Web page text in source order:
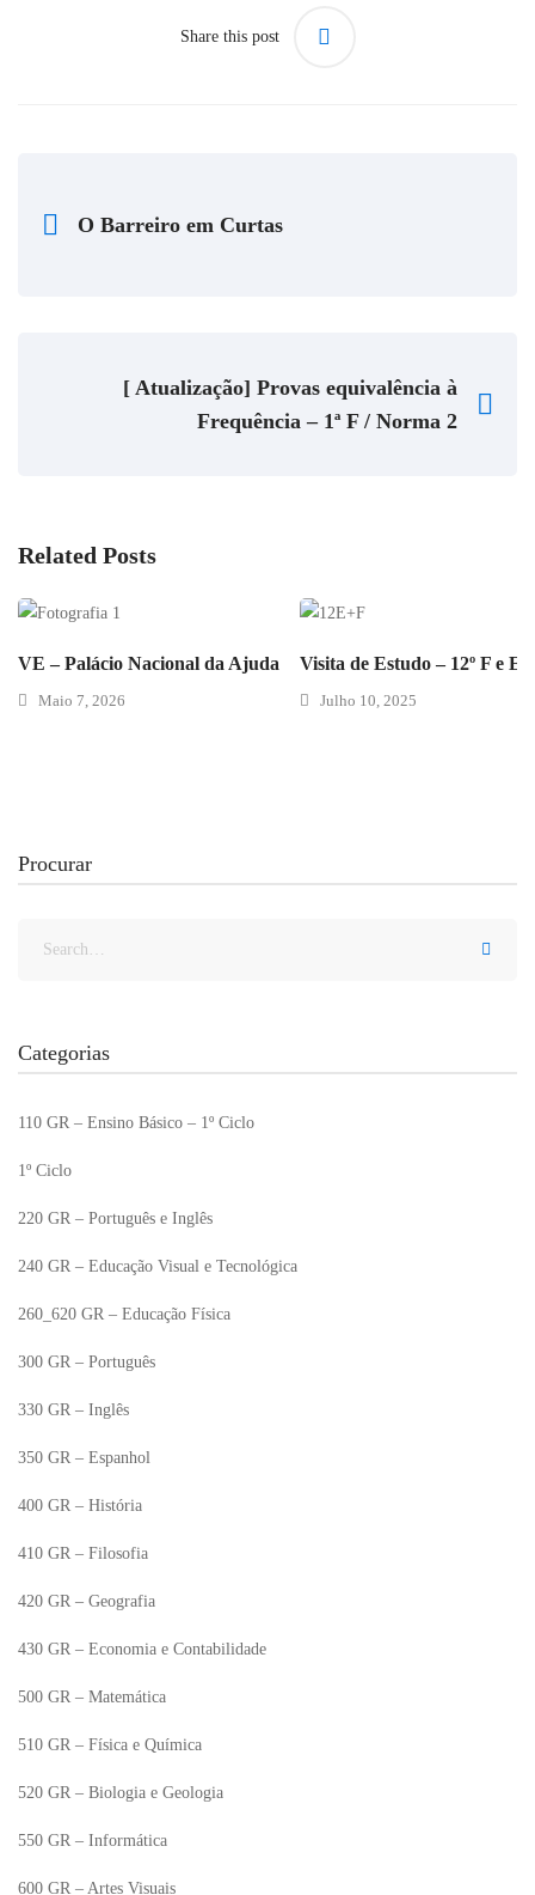
Share this post
O Barreiro em Curtas
[ Atualização] Provas equivalência à
Frequência – 1ª F / Norma 2
Related Posts
VE – Palácio Nacional da Ajuda
Maio 7, 2026
Visita de Estudo – 12º F e E
Julho 10, 2025
Procurar
Categorias
110 GR – Ensino Básico – 1º Ciclo
1º Ciclo
220 GR – Português e Inglês
240 GR – Educação Visual e Tecnológica
260_620 GR – Educação Física
300 GR – Português
330 GR – Inglês
350 GR – Espanhol
400 GR – História
410 GR – Filosofia
420 GR – Geografia
430 GR – Economia e Contabilidade
500 GR – Matemática
510 GR – Física e Química
520 GR – Biologia e Geologia
550 GR – Informática
600 GR – Artes Visuais